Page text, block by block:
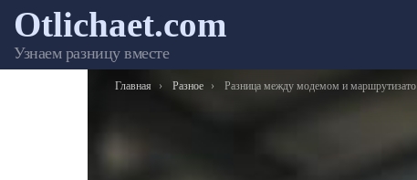
Otlichaet.com
Узнаем разницу вместе
Вы здесь:
Главная Разное Разница между модемом и маршрутизатором